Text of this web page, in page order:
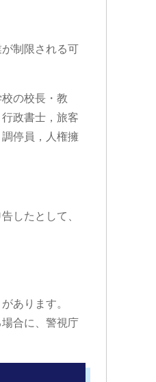
制限される可
の校長・教
政書士，旅客
停員，人権擁
したとして、
あります。
合に、警視庁